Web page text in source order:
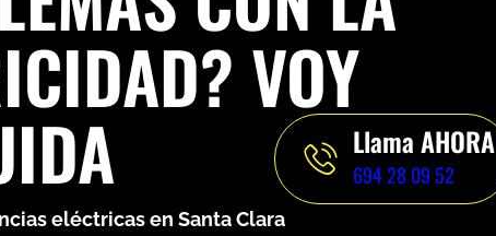
VOY
Llama AHORA
694 28 09 52
eléctricas en Santa Clara